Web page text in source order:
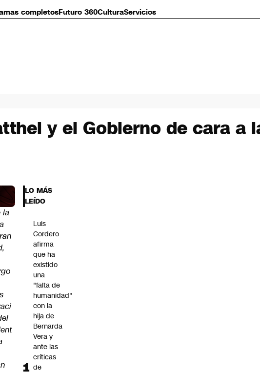
completosFuturo 360CulturaServicios
y el Gobierno de cara a
la
LO MÁS
LEÍDO
Luis
Cordero
afirma
que ha
existido
una
"falta de
humanidad"
con la
hija de
Bernarda
Vera y
ante las
críticas
de